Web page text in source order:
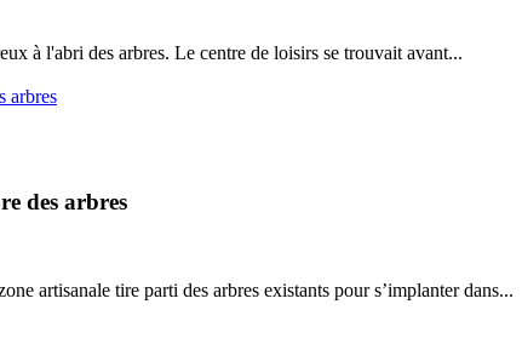
à l'abri des arbres. Le centre de loisirs se trouvait avant...
des arbres
artisanale tire parti des arbres existants pour s’implanter dans...